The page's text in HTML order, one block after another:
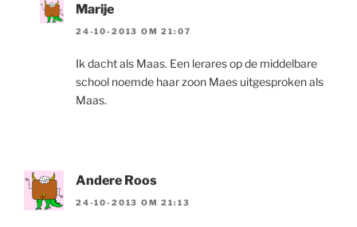
Marije
24-10-2013 OM 21:07
Ik dacht als Maas. Een lerares op de middelbare
school noemde haar zoon Maes uitgesproken als
Maas.
Andere Roos
24-10-2013 OM 21:13